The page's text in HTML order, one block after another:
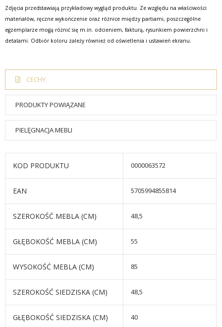
Zdjęcia przedstawiają przykładowy wygląd produktu. Ze względu na właściwości
materiałów, ręczne wykończenie oraz różnice między partiami, poszczególne
egzemplarze mogą różnić się m.in. odcieniem, fakturą, rysunkiem powierzchni i
detalami. Odbiór koloru zależy również od oświetlenia i ustawień ekranu.
CECHY
PRODUKTY POWIĄZANE
PIELĘGNACJA MEBLI
KOD PRODUKTU 0000063572
EAN 5705994855814
SZEROKOŚĆ MEBLA (CM) 48,5
GŁĘBOKOŚĆ MEBLA (CM) 55
WYSOKOŚĆ MEBLA (CM) 85
SZEROKOŚĆ SIEDZISKA (CM) 48,5
GŁĘBOKOŚĆ SIEDZISKA (CM) 40